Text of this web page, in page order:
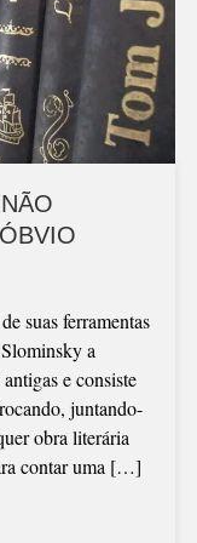
suas ferramentas
a
e consiste
juntando-
obra literária
contar uma […]